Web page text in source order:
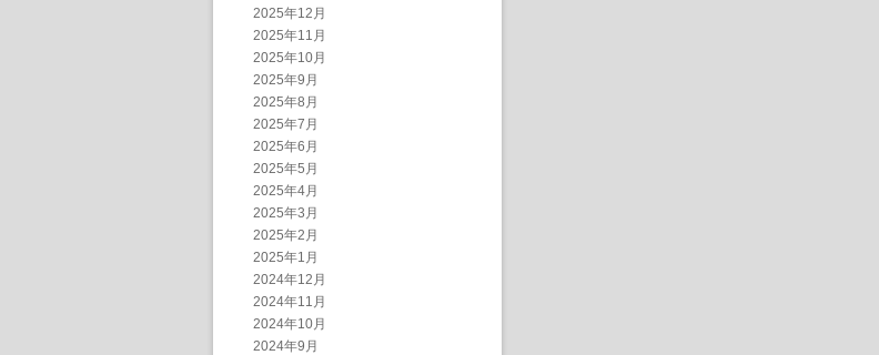
2025年12月
2025年11月
2025年10月
2025年9月
2025年8月
2025年7月
2025年6月
2025年5月
2025年4月
2025年3月
2025年2月
2025年1月
2024年12月
2024年11月
2024年10月
2024年9月